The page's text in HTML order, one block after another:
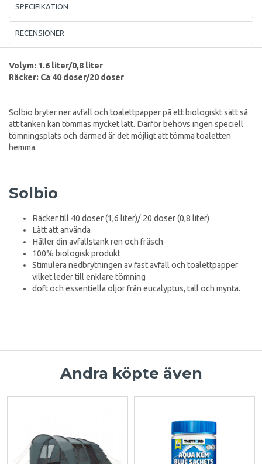
SPECIFIKATION
RECENSIONER
Volym: 1.6 liter/0,8 liter
Räcker: Ca 40 doser/20 doser
Solbio bryter ner avfall och toalettpapper på ett biologiskt sätt så
att tanken kan tömmas mycket lätt. Därför behövs ingen speciell
tömningsplats och därmed är det möjligt att tömma toaletten
hemma.
Solbio
Räcker till 40 doser (1,6 liter)/ 20 doser (0,8 liter)
Lätt att använda
Håller din avfallstank ren och fräsch
100% biologisk produkt
Stimulera nedbrytningen av fast avfall och toalettpapper
vilket leder till enklare tömning
doft och essentiella oljor från eucalyptus, tall och mynta.
Andra köpte även